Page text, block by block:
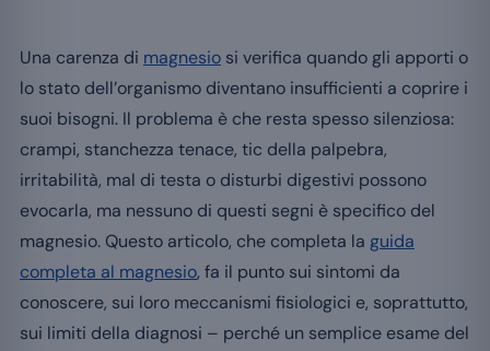
Una carenza di magnesio si verifica quando gli apporti o
lo stato dell’organismo diventano insufficienti a coprire i
suoi bisogni. Il problema è che resta spesso silenziosa:
crampi, stanchezza tenace, tic della palpebra,
irritabilità, mal di testa o disturbi digestivi possono
evocarla, ma nessuno di questi segni è specifico del
magnesio. Questo articolo, che completa la guida
completa al magnesio, fa il punto sui sintomi da
conoscere, sui loro meccanismi fisiologici e, soprattutto,
sui limiti della diagnosi – perché un semplice esame del